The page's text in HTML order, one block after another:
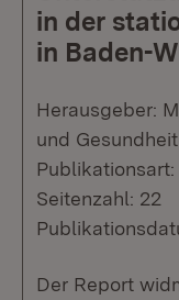
in der
in Baden-
Herausgeber:
und Gesundheit
Seitenzahl: 22
Der Report